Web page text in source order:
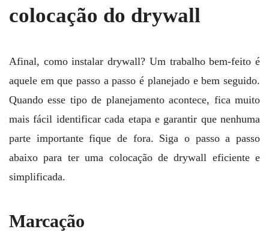
colocação do drywall
Afinal, como instalar drywall? Um trabalho bem-feito é
aquele em que passo a passo é planejado e bem seguido.
Quando esse tipo de planejamento acontece, fica muito
mais fácil identificar cada etapa e garantir que nenhuma
parte importante fique de fora. Siga o passo a passo
abaixo para ter uma colocação de drywall eficiente e
simplificada.
Marcação